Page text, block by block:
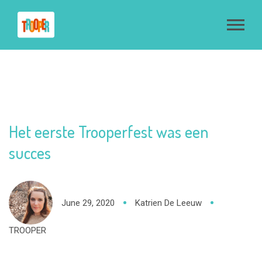
Het eerste Trooperfest was een
succes
June 29, 2020 Katrien De Leeuw
TROOPER